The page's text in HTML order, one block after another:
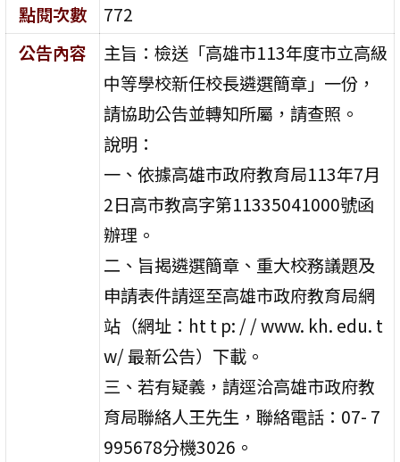
點閱次數
772
公告內容
主旨：檢送「高雄市113年度市立高級
中等學校新任校長遴選簡章」一份，
請協助公告並轉知所屬，請查照。
說明：
一、依據高雄市政府教育局113年7月
2日高市教高字第11335041000號函
辦理。
二、旨揭遴選簡章、重大校務議題及
申請表件請逕至高雄市政府教育局網
站（網址：ht t p: / / www. kh. edu. t
w/ 最新公告）下載。
三、若有疑義，請逕洽高雄市政府教
育局聯絡人王先生，聯絡電話：07- 7
995678分機3026。